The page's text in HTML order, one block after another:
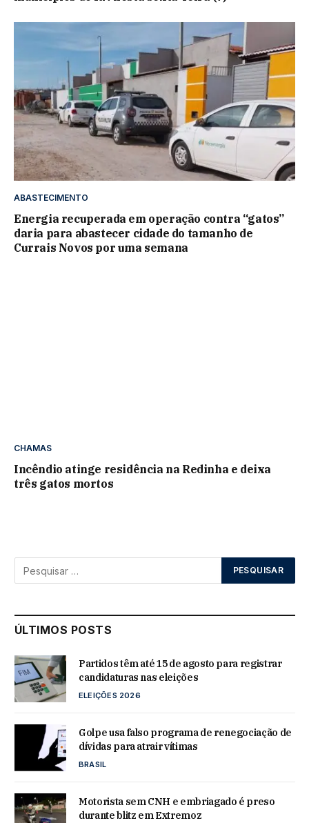
ABASTECIMENTO
Energia recuperada em operação contra “gatos”
daria para abastecer cidade do tamanho de
Currais Novos por uma semana
CHAMAS
Incêndio atinge residência na Redinha e deixa
três gatos mortos
ÚLTIMOS POSTS
Partidos têm até 15 de agosto para registrar
candidaturas nas eleições
ELEIÇÕES 2026
Golpe usa falso programa de renegociação de
dívidas para atrair vítimas
BRASIL
Motorista sem CNH e embriagado é preso
durante blitz em Extremoz